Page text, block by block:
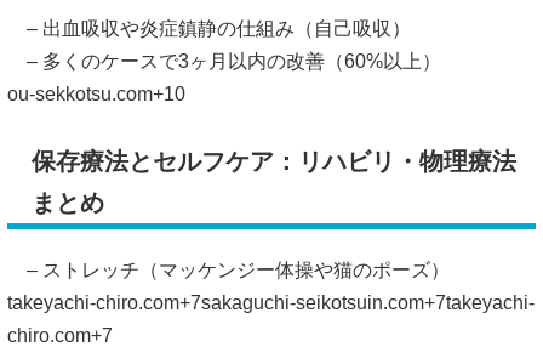
– 出血吸収や炎症鎮静の仕組み（自己吸収）
– 多くのケースで3ヶ月以内の改善（60%以上）
ou-sekkotsu.com+10
保存療法とセルフケア：リハビリ・物理療法
まとめ
– ストレッチ（マッケンジー体操や猫のポーズ）
takeyachi-chiro.com+7sakaguchi-seikotsuin.com+7takeyachi-
chiro.com+7